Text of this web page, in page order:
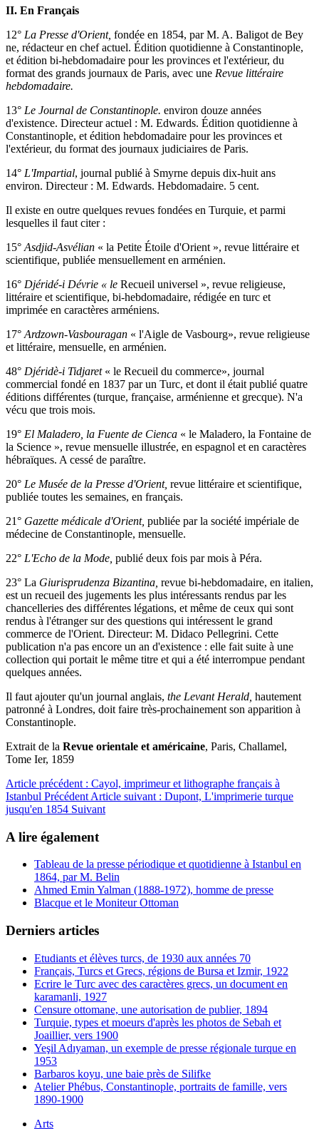
II. En Français
12° La Presse d'Orient, fondée en 1854, par M. A. Baligot de Bey
ne, rédacteur en chef actuel. Édition quotidienne à Constantinople,
et édition bi-hebdomadaire pour les provinces et l'extérieur, du
format des grands journaux de Paris, avec une Revue littéraire
hebdomadaire.
13° Le Journal de Constantinople. environ douze années
d'existence. Directeur actuel : M. Edwards. Édition quotidienne à
Constantinople, et édition hebdomadaire pour les provinces et
l'extérieur, du format des journaux judiciaires de Paris.
14° L'Impartial, journal publié à Smyrne depuis dix-huit ans
environ. Directeur : M. Edwards. Hebdomadaire. 5 cent.
Il existe en outre quelques revues fondées en Turquie, et parmi
lesquelles il faut citer :
15° Asdjid-Asvélian « la Petite Étoile d'Orient », revue littéraire et
scientifique, publiée mensuellement en arménien.
16° Djéridé-i Dévrie « le Recueil universel », revue religieuse,
littéraire et scientifique, bi-hebdomadaire, rédigée en turc et
imprimée en caractères arméniens.
17° Ardzown-Vasbouragan « l'Aigle de Vasbourg», revue religieuse
et littéraire, mensuelle, en arménien.
48° Djéridè-i Tidjaret « le Recueil du commerce», journal
commercial fondé en 1837 par un Turc, et dont il était publié quatre
éditions différentes (turque, française, arménienne et grecque). N'a
vécu que trois mois.
19° El Maladero, la Fuente de Cienca « le Maladero, la Fontaine de
la Science », revue mensuelle illustrée, en espagnol et en caractères
hébraïques. A cessé de paraître.
20° Le Musée de la Presse d'Orient, revue littéraire et scientifique,
publiée toutes les semaines, en français.
21° Gazette médicale d'Orient, publiée par la société impériale de
médecine de Constantinople, mensuelle.
22° L'Echo de la Mode, publié deux fois par mois à Péra.
23° La Giurisprudenza Bizantina, revue bi-hebdomadaire, en italien,
est un recueil des jugements les plus intéressants rendus par les
chancelleries des différentes légations, et même de ceux qui sont
rendus à l'étranger sur des questions qui intéressent le grand
commerce de l'Orient. Directeur: M. Didaco Pellegrini. Cette
publication n'a pas encore un an d'existence : elle fait suite à une
collection qui portait le même titre et qui a été interrompue pendant
quelques années.
Il faut ajouter qu'un journal anglais, the Levant Herald, hautement
patronné à Londres, doit faire très-prochainement son apparition à
Constantinople.
Extrait de la Revue orientale et américaine, Paris, Challamel,
Tome Ier, 1859
Article précédent : Cayol, imprimeur et lithographe français à
Istanbul Précédent Article suivant : Dupont, L'imprimerie turque
jusqu'en 1854 Suivant
A lire également
Tableau de la presse périodique et quotidienne à Istanbul en
1864, par M. Belin
Ahmed Emin Yalman (1888-1972), homme de presse
Blacque et le Moniteur Ottoman
Derniers articles
Etudiants et élèves turcs, de 1930 aux années 70
Français, Turcs et Grecs, régions de Bursa et Izmir, 1922
Ecrire le Turc avec des caractères grecs, un document en
karamanli, 1927
Censure ottomane, une autorisation de publier, 1894
Turquie, types et moeurs d'après les photos de Sebah et
Joaillier, vers 1900
Yeşil Adıyaman, un exemple de presse régionale turque en
1953
Barbaros koyu, une baie près de Silifke
Atelier Phébus, Constantinople, portraits de famille, vers
1890-1900
Arts